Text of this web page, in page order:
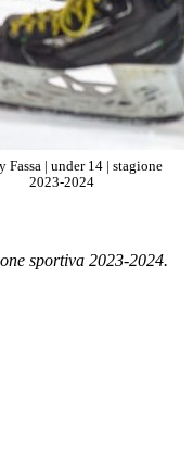
Fassa | under 14 | stagione
2023-2024
sportiva 2023-2024.